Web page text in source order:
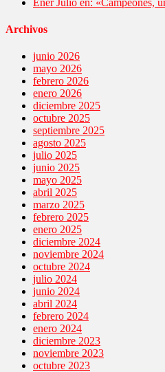
Archivos
junio 2026
mayo 2026
febrero 2026
enero 2026
diciembre 2025
octubre 2025
septiembre 2025
agosto 2025
julio 2025
junio 2025
mayo 2025
abril 2025
marzo 2025
febrero 2025
enero 2025
diciembre 2024
noviembre 2024
octubre 2024
julio 2024
junio 2024
abril 2024
febrero 2024
enero 2024
diciembre 2023
noviembre 2023
octubre 2023